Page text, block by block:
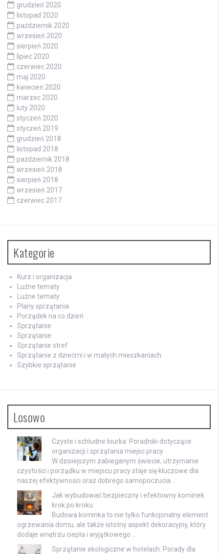
grudzień 2020
listopad 2020
październik 2020
wrzesień 2020
sierpień 2020
lipiec 2020
czerwiec 2020
maj 2020
kwiecień 2020
marzec 2020
luty 2020
styczeń 2020
styczeń 2019
grudzień 2018
listopad 2018
październik 2018
wrzesień 2018
sierpień 2018
wrzesień 2017
czerwiec 2017
Kategorie
Kurz i organizacja
Luźne tematy
Luźne tematy
Plany sprzątania
Porządek na co dzień
Sprzątanie
Sprzątanie
Sprzątanie stref
Sprzątanie z dziećmi i w małych mieszkaniach
Szybkie sprzątanie
Losowo
Czyste i schludne biurka: Poradniki dotyczące
organizacji i sprzątania miejsc pracy
W dzisiejszym zabieganym świecie, utrzymanie
czystości i porządku w miejscu pracy staje się kluczowe dla
naszej efektywności oraz dobrego samopoczucia. …
Jak wybudować bezpieczny i efektowny kominek
krok po kroku
Budowa kominka to nie tylko funkcjonalny element
ogrzewania domu, ale także istotny aspekt dekoracyjny, który
dodaje wnętrzu ciepła i wyjątkowego …
Sprzątanie ekologiczne w hotelach: Porady dla